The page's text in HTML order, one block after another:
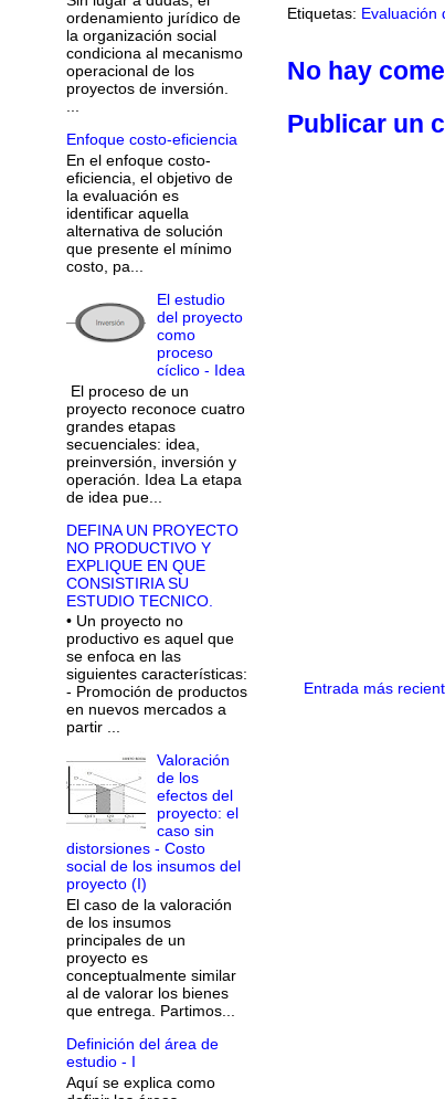
Etiquetas: Evaluación
No hay
Publicar un
Entrada más
ordenamiento jurídico de
la organización social
condiciona al mecanismo
operacional de los
proyectos de inversión.
Enfoque costo-eficiencia
En el enfoque costo-
eficiencia, el objetivo de
la evaluación es
identificar aquella
alternativa de solución
que presente el mínimo
costo, pa...
El estudio
del proyecto
como
proceso
cíclico - Idea
El proceso de un
proyecto reconoce cuatro
grandes etapas
secuenciales: idea,
preinversión, inversión y
operación. Idea La etapa
de idea pue...
DEFINA UN PROYECTO
NO PRODUCTIVO Y
EXPLIQUE EN QUE
CONSISTIRIA SU
ESTUDIO TECNICO.
• Un proyecto no
productivo es aquel que
se enfoca en las
siguientes características:
- Promoción de productos
en nuevos mercados a
partir ...
Valoración
de los
efectos del
proyecto: el
caso sin
distorsiones - Costo
social de los insumos del
proyecto (I)
El caso de la valoración
de los insumos
principales de un
proyecto es
conceptualmente similar
al de valorar los bienes
que entrega. Partimos...
Definición del área de
estudio - I
Aquí se explica como